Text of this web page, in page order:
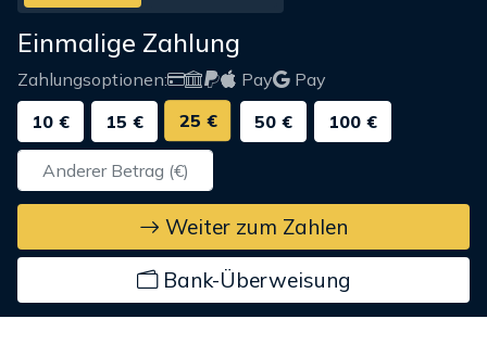
Einmalige Zahlung
Zahlungsoptionen: Pay
Pay
10 €
15 € 25 € 50 € 100 €
Weiter zum Zahlen
Bank-Überweisung